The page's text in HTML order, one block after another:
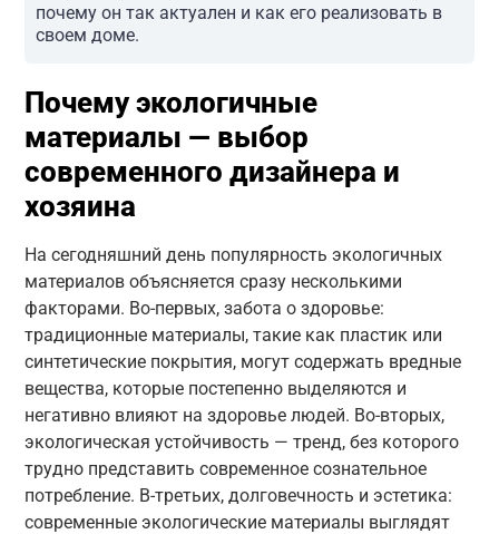
почему он так актуален и как его реализовать в
своем доме.
Почему экологичные
материалы — выбор
современного дизайнера и
хозяина
На сегодняшний день популярность экологичных
материалов объясняется сразу несколькими
факторами. Во-первых, забота о здоровье:
традиционные материалы, такие как пластик или
синтетические покрытия, могут содержать вредные
вещества, которые постепенно выделяются и
негативно влияют на здоровье людей. Во-вторых,
экологическая устойчивость — тренд, без которого
трудно представить современное сознательное
потребление. В-третьих, долговечность и эстетика:
современные экологические материалы выглядят